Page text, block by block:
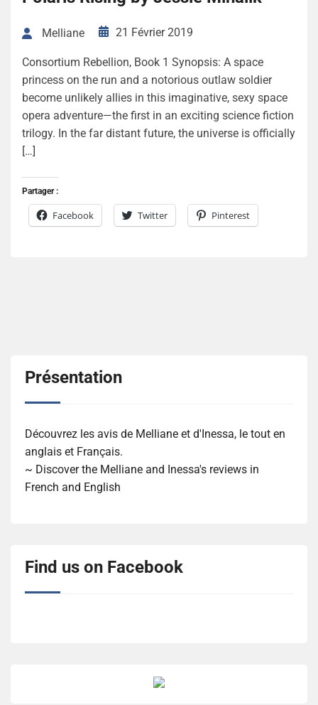
Melliane 21 Février 2019
Consortium Rebellion, Book 1 Synopsis: A space
princess on the run and a notorious outlaw soldier
become unlikely allies in this imaginative, sexy space
opera adventure—the first in an exciting science fiction
trilogy. In the far distant future, the universe is officially
[…]
Partager :
Facebook Twitter Pinterest
Présentation
Découvrez les avis de Melliane et d'Inessa, le tout en
anglais et Français.
~ Discover the Melliane and Inessa's reviews in
French and English
Find us on Facebook